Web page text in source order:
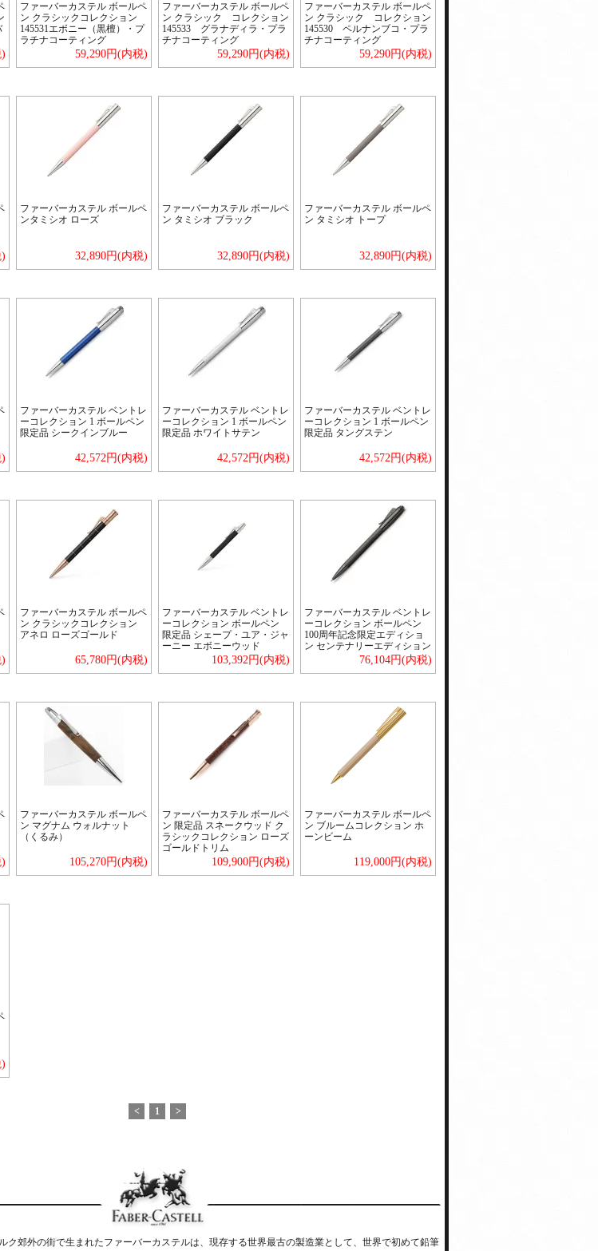
ファーバーカステル ボールペ
ン クラシックコレクション
145531エボニー（黒檀）・プ
ラチナコーティング
59,290円(内税)
ファーバーカステル ボールペ
ン クラシック コレクション
145533 グラナディラ・プラ
チナコーティング
59,290円(内税)
ファーバーカステル ボールペ
ン クラシック コレクション
145530 ペルナンブコ・プラ
チナコーティング
59,290円(内税)
ファーバーカステル ボールペ
ンタミシオ ローズ
32,890円(内税)
ファーバーカステル ボールペ
ン タミシオ ブラック
32,890円(内税)
ファーバーカステル ボールペ
ン タミシオ トープ
32,890円(内税)
ファーバーカステル ベントレ
ーコレクション 1 ボールペン
限定品 シークインブルー
42,572円(内税)
ファーバーカステル ベントレ
ーコレクション 1 ボールペン
限定品 ホワイトサテン
42,572円(内税)
ファーバーカステル ベントレ
ーコレクション 1 ボールペン
限定品 タングステン
42,572円(内税)
ファーバーカステル ボールペ
ン クラシックコレクション
アネロ ローズゴールド
65,780円(内税)
ファーバーカステル ベントレ
ーコレクション ボールペン
限定品 シェープ・ユア・ジャ
ーニー エボニーウッド
103,392円(内税)
ファーバーカステル ベントレ
ーコレクション ボールペン
100周年記念限定エディショ
ン センテナリーエディション
76,104円(内税)
ファーバーカステル ボールペ
ン マグナム ウォルナット
（くるみ）
105,270円(内税)
ファーバーカステル ボールペ
ン 限定品 スネークウッド ク
ラシックコレクション ローズ
ゴールドトリム
109,900円(内税)
ファーバーカステル ボールペ
ン ブルームコレクション ホ
ーンビーム
119,000円(内税)
< 1 >
ク郊外の街で生まれたファーバーカステルは、現存する世界最古の製造業として、世界で初めて鉛筆